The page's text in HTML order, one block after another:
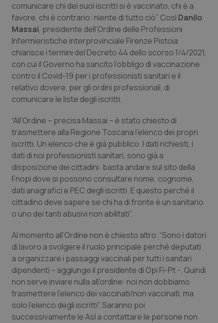
Campania
Emilia-Romagna
Friuli Venezia Giulia
Lazio
Lombardia
Marche
Molise
Piemonte
Provincia Autonoma di Bolzano
Provincia Autonoma di Trento
Puglia
Sardegna
Car-T
Colesterolo & coronaropatie
Dermatite Atopica
Diabete & glucometri
Dolore
Donna & Salute
Epatiti
HIV
Infezioni & Febbre
Ipertensione & Scompenso
Malattie rare
Malattia di Crohn & Rettocolite Ulcerosa
comunicare chi dei suoi iscritti si è vaccinato, chi è a
favore, chi è contrario: niente di tutto ciò”. Così Danilo
Massai, presidente dell’Ordine delle Professioni
Infermieristiche interprovinciale Firenze Pistoia
chiarisce i termini del Decreto 44 dello scorso 1/4/2021,
con cui il Governo ha sancito l’obbligo di vaccinazione
contro il Covid-19 per i professionisti sanitari e il
relativo dovere, per gli ordini professionali, di
comunicare le liste degli iscritti.
“All’Ordine – precisa Massai – è stato chiesto di
trasmettere alla Regione Toscana l'elenco dei propri
iscritti. Un elenco che è già pubblico. I dati richiesti, i
dati di noi professionisti sanitari, sono già a
disposizione dei cittadini: basta andare sul sito della
Fnopi dove si possono consultare nome, cognome,
dati anagrafici e PEC degli iscritti. E questo perché il
cittadino deve sapere se chi ha di fronte è un sanitario
o uno dei tanti abusivi non abilitati”.
Al momento all’Ordine non è chiesto altro. “Sono i datori
di lavoro a svolgere il ruolo principale perché deputati
a organizzare i passaggi vaccinali per tutti i sanitari
dipendenti – aggiunge il presidente di Opi Fi-Pt -. Quindi
non serve inviare nulla all’ordine: noi non dobbiamo
trasmettere l'elenco dei vaccinati/non vaccinati, ma
solo l'elenco degli iscritti”. Saranno poi
successivamente le Asl a contattare le persone non